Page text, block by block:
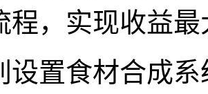
程，实现收益最
设置食材合成